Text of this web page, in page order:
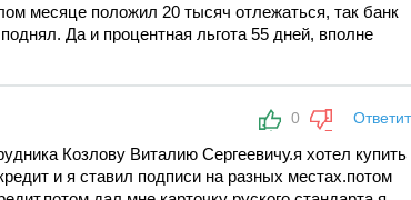
месяце положил 20 тысяч отлежаться, так банк
Да и процентная льгота 55 дней, вполне
0
Козлову Виталию Сергеевичу.я хотел купить
и я ставил подписи на разных местах.потом